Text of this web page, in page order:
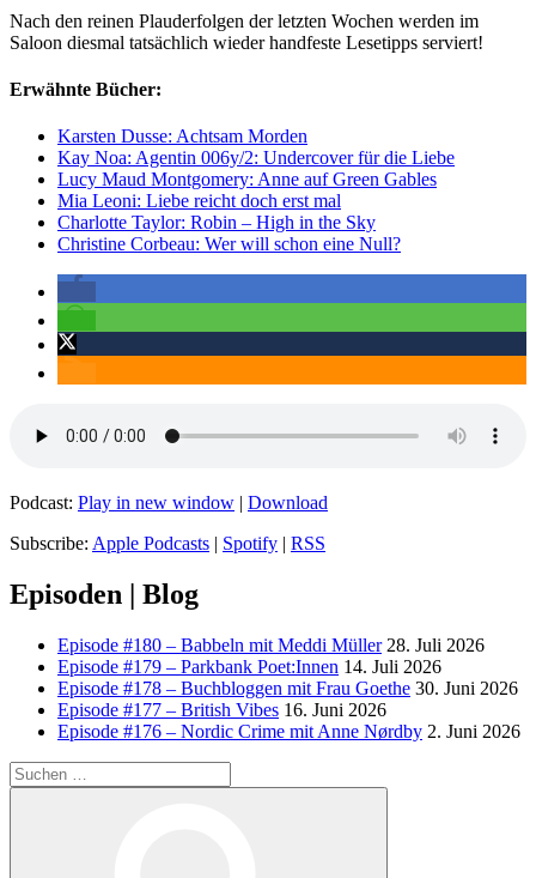
Nach den reinen Plauderfolgen der letzten Wochen werden im
Saloon diesmal tatsächlich wieder handfeste Lesetipps serviert!
Erwähnte Bücher:
Karsten Dusse: Achtsam Morden
Kay Noa: Agentin 006y/2: Undercover für die Liebe
Lucy Maud Montgomery: Anne auf Green Gables
Mia Leoni: Liebe reicht doch erst mal
Charlotte Taylor: Robin – High in the Sky
Christine Corbeau: Wer will schon eine Null?
Podcast: Play in new window | Download
Subscribe: Apple Podcasts | Spotify | RSS
Episoden | Blog
Episode #180 – Babbeln mit Meddi Müller 28. Juli 2026
Episode #179 – Parkbank Poet:Innen 14. Juli 2026
Episode #178 – Buchbloggen mit Frau Goethe 30. Juni 2026
Episode #177 – British Vibes 16. Juni 2026
Episode #176 – Nordic Crime mit Anne Nørdby 2. Juni 2026
Suchen
nach: